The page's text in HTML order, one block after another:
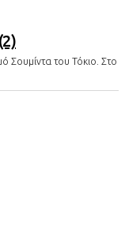
Σουμίντα του Τόκιο. Στο